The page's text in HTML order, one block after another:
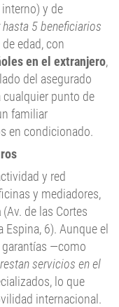
y de
5 beneficiarios
edad, con
en el extranjero,
del asegurado
punto de
familiar
en condicionado.
y red
y mediadores,
(Av. de las Cortes
Espina, 6). Aunque el
garantías —como
servicios en el
lo que
internacional.